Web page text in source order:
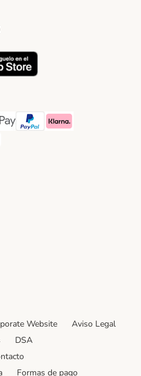
Method
Method
Pay Payment Method
PayPal Payment Method
Klarna Payment Method
Method
Method
Method
Shipping Method
Website
Aviso Legal
DSA
Formas de pago